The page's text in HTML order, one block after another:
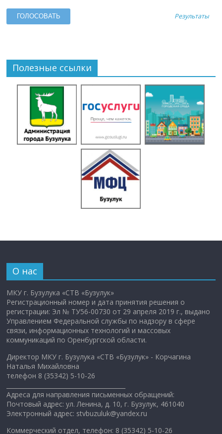
Результаты
Полезные ссылки
О нас
МКУ г. Бузулука «СТВ «Бузулук»
Регистрационный номер и дата принятия решения о
регистрации: Эл № ТУ56-00730 от 29 апреля 2019 г., выдано
Управлением Федеральной службы по надзору в сфере
связи, информационных технологий и массовых
коммуникаций по Оренбургской области.
Директор МКУ г. Бузулука «СТВ «Бузулук» - Корчагина
Наталья Михайловна
телефон 8 (35342) 5-10-26
Адреса для направления письменных обращений:
Почтовый адрес: ул. Ленина, д. 10, г. Бузулук, 461040
Электронный адрес: stvbuzuluk@yandex.ru
Коммерческий отдел, телефон: 8 (35342) 5-10-26